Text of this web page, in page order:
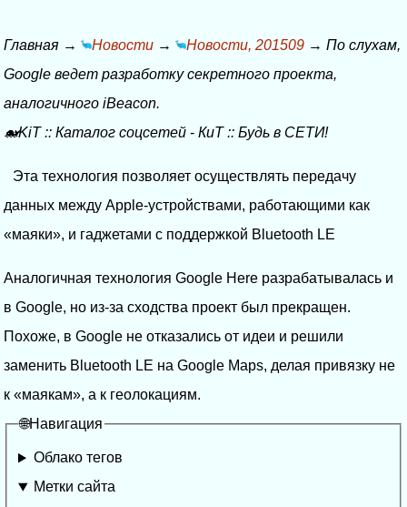
Главная → Новости → Новости, 201509 → По слухам,
Google ведет разработку секретного проекта,
аналогичного iBeacon.
🐋KiT:: Каталог соцсетей - КиТ:: Будь в СЕТИ!
Эта технология позволяет осуществлять передачу
данных между Apple-устройствами, работающими как
«маяки», и гаджетами с поддержкой Bluetooth LE
Аналогичная технология Google Here разрабатывалась и
в Google, но из-за сходства проект был прекращен.
Похоже, в Google не отказались от идеи и решили
заменить Bluetooth LE на Google Maps, делая привязку не
к «маякам», а к геолокациям.
🌐Навигация
Облако тегов
Метки сайта